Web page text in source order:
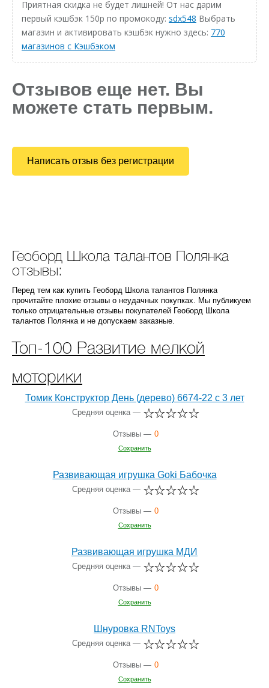
Приятная скидка не будет лишней! От нас дарим
первый кэшбэк 150р по промокоду: sdx548 Выбрать
магазин и активировать кэшбэк нужно здесь: 770
магазинов с Кэшбэком
Отзывов еще нет. Вы
можете стать первым.
Написать отзыв без регистрации
Геоборд Школа талантов Полянка
отзывы:
Перед тем как купить Геоборд Школа талантов Полянка
прочитайте плохие отзывы о неудачных покупках. Мы публикуем
только отрицательные отзывы покупателей Геоборд Школа
талантов Полянка и не допускаем заказные.
Топ-100 Развитие мелкой
моторики
Томик Конструктор День (дерево) 6674-22 с 3 лет
Средняя оценка —
Отзывы — 0
Сохранить
Развивающая игрушка Goki Бабочка
Средняя оценка —
Отзывы — 0
Сохранить
Развивающая игрушка МДИ
Средняя оценка —
Отзывы — 0
Сохранить
Шнуровка RNToys
Средняя оценка —
Отзывы — 0
Сохранить